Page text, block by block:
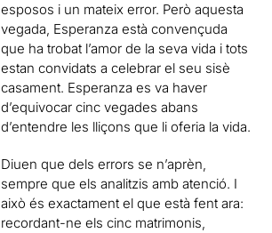
esposos i un mateix error. Però aquesta
vegada, Esperanza està convençuda
que ha trobat l’amor de la seva vida i tots
estan convidats a celebrar el seu sisè
casament. Esperanza es va haver
d’equivocar cinc vegades abans
d’entendre les lliçons que li oferia la vida.
Diuen que dels errors se n’aprèn,
sempre que els analitzis amb atenció. I
això és exactament el que està fent ara:
recordant-ne els cinc matrimonis,